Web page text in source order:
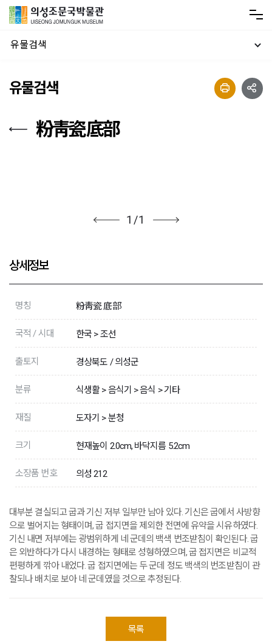
유물검색
유물검색
粉靑瓷 底部
1 /1
상세정보
명칭 粉靑瓷 底部
국적 / 시대 한국 > 조선
출토지 경상북도 / 의성군
분류 식생활 > 음식기 > 음식 > 기타
재질 도자기 > 분청
크기 현재높이 2.0cm, 바닥지름 5.2cm
소장품 번호 의성 212
대부분 결실되고 굽과 기신 저부 일부만 남아 있다. 기신은 굽에서 사방향
으로 벌어지는 형태이며, 굽 접지면을 제외한 전면에 유약을 시유하였다.
기신 내면 저부에는 광범위하게 네 군데의 백색 번조받침이 확인된다. 굽
은 외반하다가 다시 내경하는 형태로 성형하였으며, 굽 접지면은 비교적
편평하게 깎아 내었다. 굽 접지면에는 두 군데 정도 백색의 번조받침이 관
찰되나 배치로 보아 네 군데였을 것으로 추정된다.
목록